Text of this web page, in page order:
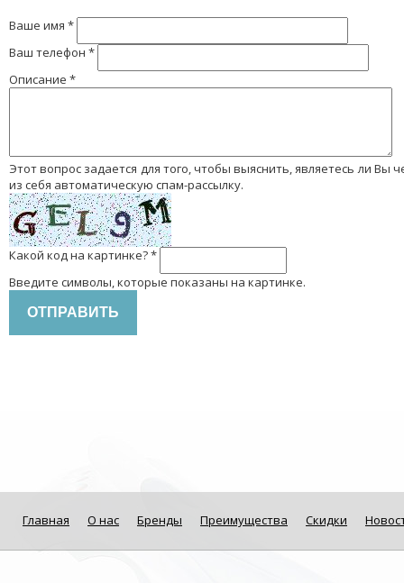
Ваше имя *
Ваш телефон *
Описание *
Этот вопрос задается для того, чтобы выяснить, являетесь ли Вы человеком или представляете
из себя автоматическую спам-рассылку.
Какой код на картинке?*
Введите символы, которые показаны на картинке.
Главная О нас Бренды Преимущества Скидки